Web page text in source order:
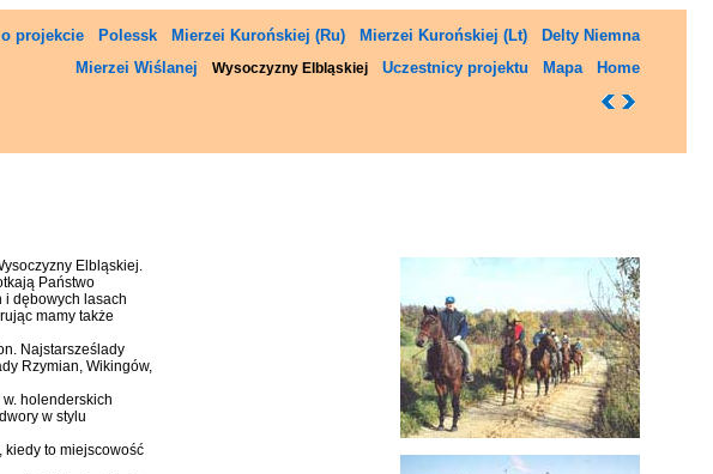
projekcie Polessk Mierzei Kurońskiej (Ru) Mierzei Kurońskiej (Lt)
Delty Niemna
Mierzei Wiślanej
Wysoczyzny Elbląskiej Uczestnicy projektu Mapa Home
Elbląskiej.
Państwo
i dębowych lasach
mamy także
Najstarsześlady
Rzymian, Wikingów,
holenderskich
w stylu
kiedy to miejscowość